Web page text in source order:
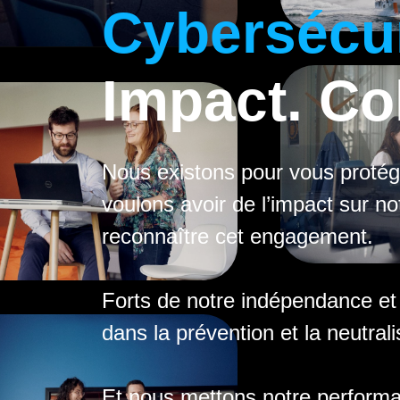
Impact.
Nous existons pour vous
voulons avoir de l’impact sur
reconnaître cet engagement.
Forts de notre indépendance
dans la prévention et la